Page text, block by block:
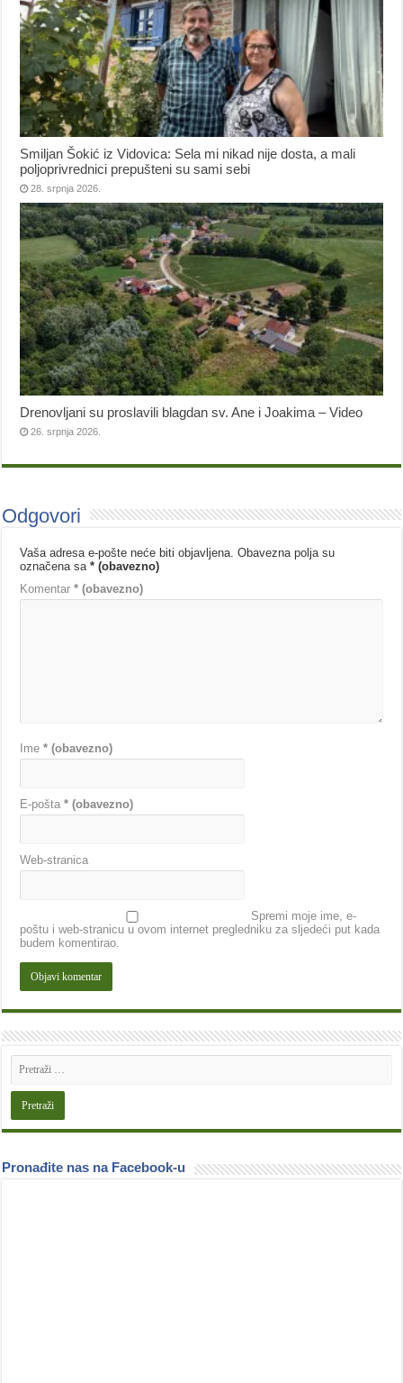
Smiljan Šokić iz Vidovica: Sela mi nikad nije dosta, a mali
poljoprivrednici prepušteni su sami sebi
28. srpnja 2026.
Drenovljani su proslavili blagdan sv. Ane i Joakima – Video
26. srpnja 2026.
Odgovori
Vaša adresa e-pošte neće biti objavljena. Obavezna polja su
označena sa* (obavezno)
Komentar* (obavezno)
Ime* (obavezno)
E-pošta* (obavezno)
Web-stranica
Spremi moje ime, e-
poštu i web-stranicu u ovom internet pregledniku za sljedeći put kada
budem komentirao.
Pronađite nas na Facebook-u